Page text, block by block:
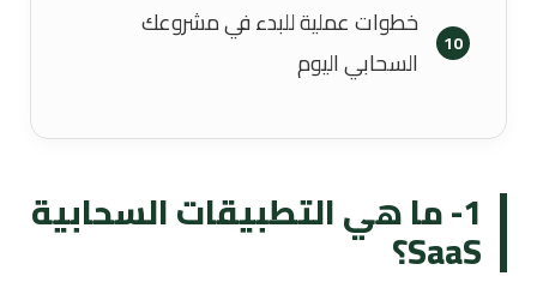
10
خطوات عملية للبدء في مشروعك
السحابي اليوم
1- ما هي التطبيقات السحابية
SaaS؟